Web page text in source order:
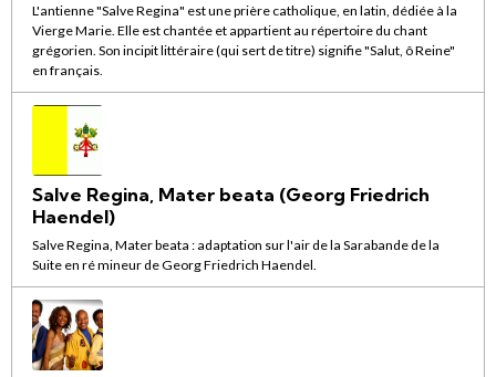
L'antienne "Salve Regina" est une prière catholique, en latin, dédiée à la
Vierge Marie. Elle est chantée et appartient au répertoire du chant
grégorien. Son incipit littéraire (qui sert de titre) signifie "Salut, ô Reine"
en français.
Salve Regina, Mater beata (Georg Friedrich
Haendel)
Salve Regina, Mater beata : adaptation sur l'air de la Sarabande de la
Suite en ré mineur de Georg Friedrich Haendel.